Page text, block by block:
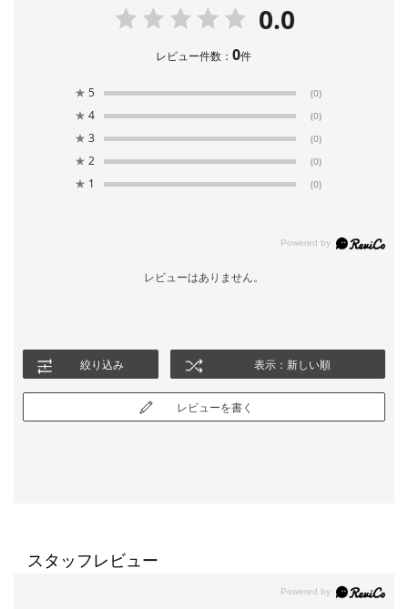
0.0
レビュー件数：0件
★ 5 (0)
★ 4 (0)
★ 3 (0)
★ 2 (0)
★ 1 (0)
レビューはありません。
絞り込み 表示：新しい順
レビューを書く
スタッフレビュー